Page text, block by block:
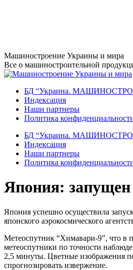
Перейти
к
содержанию
Машиностроение Украины и мира
Все о машиностроительной
БД “Украина.
Индекcация
Наши партнеры
Политика
БД “Украина.
Индекcация
Наши партнеры
Политика
Япония:
Япония успешно осуществила
японского аэрокосмического
Метеоспутник “Химавари-9”, что в
метеоспутники по точности
2,5 минуты. Цветные изображения
спрогнозировать извержение.